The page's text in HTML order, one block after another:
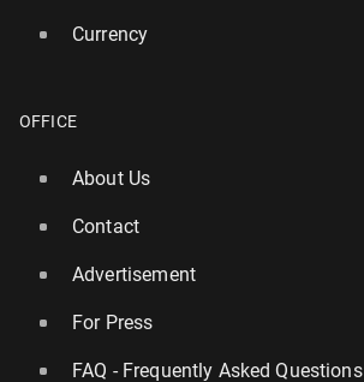
Currency
OFFICE
About Us
Contact
Advertisement
For Press
FAQ - Frequently Asked Questions